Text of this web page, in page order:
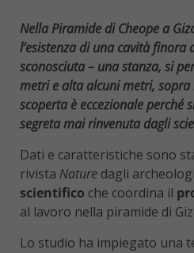
Nella Piramide di Cheope a
l’esistenza di una cavità finora
sconosciuta – una stanza, si
metri e alta alcuni metri, sopra
scoperta è eccezionale perché
segreta mai rinvenuta dagli
Dati e caratteristiche sono
rivista Nature dagli
scientifico che coordina il
al lavoro nella piramide di
Lo studio ha impiegato una